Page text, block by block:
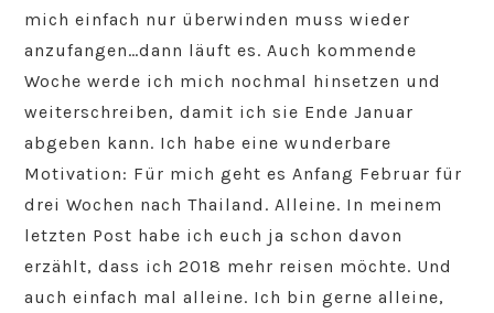
mich einfach nur überwinden muss wieder
anzufangen…dann läuft es. Auch kommende
Woche werde ich mich nochmal hinsetzen und
weiterschreiben, damit ich sie Ende Januar
abgeben kann. Ich habe eine wunderbare
Motivation: Für mich geht es Anfang Februar für
drei Wochen nach Thailand. Alleine. In meinem
letzten Post habe ich euch ja schon davon
erzählt, dass ich 2018 mehr reisen möchte. Und
auch einfach mal alleine. Ich bin gerne alleine,